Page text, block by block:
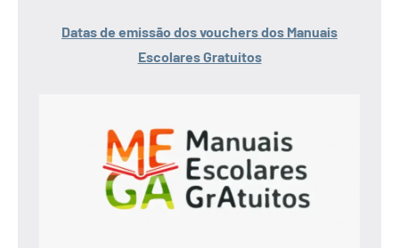
Datas de emissão dos vouchers dos Manuais
Escolares Gratuitos